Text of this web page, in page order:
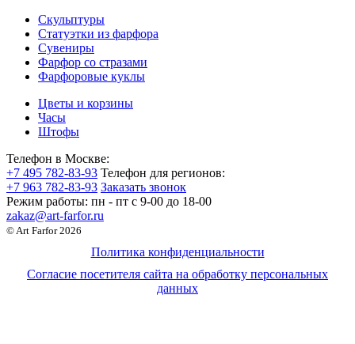
Скульптуры
Статуэтки из фарфора
Сувениры
Фарфор со стразами
Фарфоровые куклы
Цветы и корзины
Часы
Штофы
Телефон в Москве:
+7 495 782-83-93 Телефон для регионов:
+7 963 782-83-93 Заказать звонок
Режим работы: пн - пт c 9-00 до 18-00
zakaz@art-farfor.ru
© Art Farfor 2026
Политика конфиденциальности
Согласие посетителя сайта на обработку персональных
данных